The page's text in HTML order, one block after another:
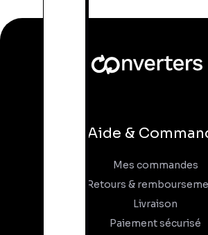
Aide &
Mes commandes
Retours &
Livraison
Paiement sécurisé